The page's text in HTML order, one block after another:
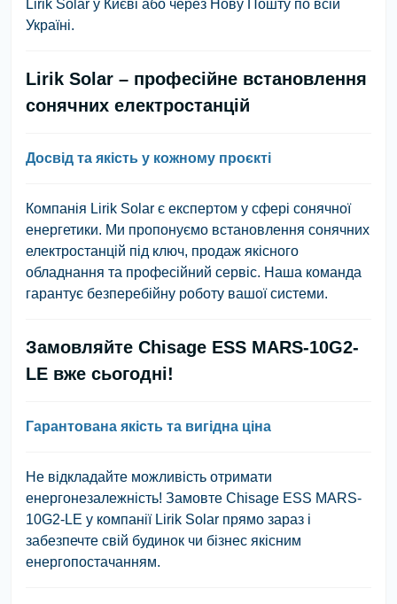
Lirik Solar у Києві або через Нову Пошту по всій
Україні.
Lirik Solar – професійне встановлення
сонячних електростанцій
Досвід та якість у кожному проєкті
Компанія Lirik Solar є експертом у сфері сонячної
енергетики. Ми пропонуємо встановлення сонячних
електростанцій під ключ, продаж якісного
обладнання та професійний сервіс. Наша команда
гарантує безперебійну роботу вашої системи.
Замовляйте Chisage ESS MARS-10G2-
LE вже сьогодні!
Гарантована якість та вигідна ціна
Не відкладайте можливість отримати
енергонезалежність! Замовте Chisage ESS MARS-
10G2-LE у компанії Lirik Solar прямо зараз і
забезпечте свій будинок чи бізнес якісним
енергопостачанням.